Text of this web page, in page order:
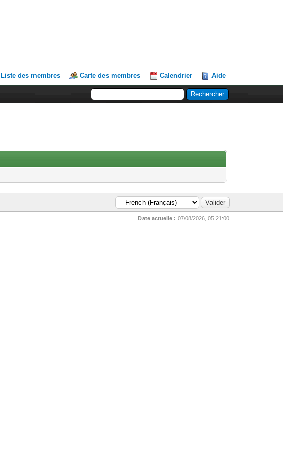
Liste des membres Carte des membres Calendrier Aide
Date actuelle : 07/08/2026, 05:21:00